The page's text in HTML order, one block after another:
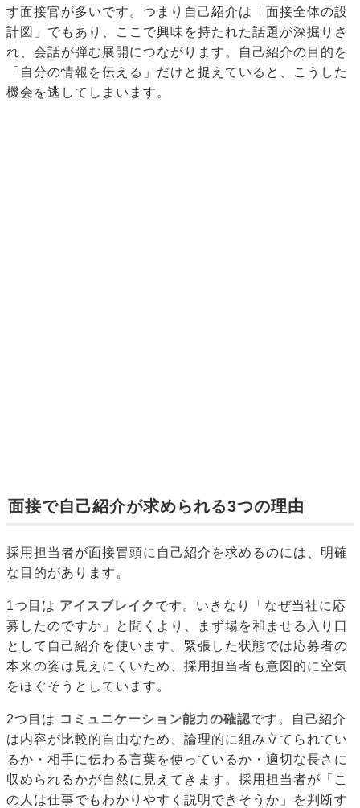
す面接官が多いです。つまり自己紹介は「面接全体の設
計図」でもあり、ここで興味を持たれた話題が深掘りさ
れ、会話が弾む展開につながります。自己紹介の目的を
「自分の情報を伝える」だけと捉えていると、こうした
機会を逃してしまいます。
面接で自己紹介が求められる3つの理由
採用担当者が面接冒頭に自己紹介を求めるのには、明確
な目的があります。
1つ目は アイスブレイク です。いきなり「なぜ当社に応
募したのですか」と聞くより、まず場を和ませる入り口
として自己紹介を使います。緊張した状態では応募者の
本来の姿は見えにくいため、採用担当者も意図的に空気
をほぐそうとしています。
2つ目は コミュニケーション能力の確認です。自己紹介
は内容が比較的自由なため、論理的に組み立てられてい
るか・相手に伝わる言葉を使っているか・適切な長さに
収められるかが自然に見えてきます。採用担当者が「こ
の人は仕事でもわかりやすく説明できそうか」を判断す